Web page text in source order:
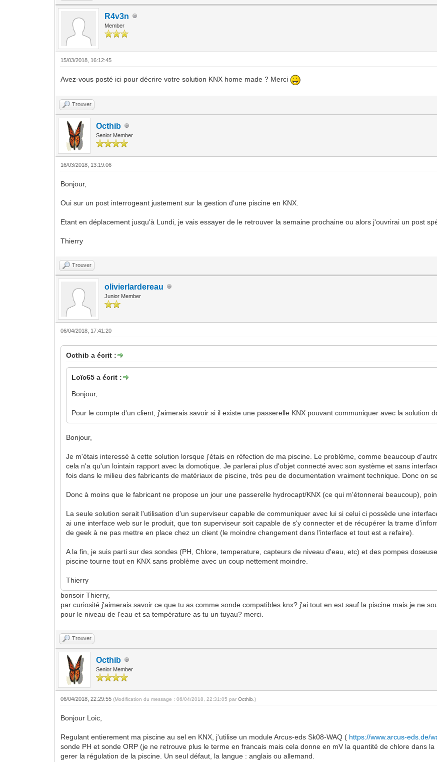
R4v3n
Member
15/03/2018, 16:12:45
Avez-vous posté ici pour décrire votre solution KNX home made ? Merci
Trouver
Octhib
Senior Member
16/03/2018, 13:19:06
Bonjour,
Oui sur un post interrogeant justement sur la gestion d'une piscine en KNX.
Etant en déplacement jusqu'à Lundi, je vais essayer de le retrouver la semaine prochaine ou alors j'ouvrirai un post
Thierry
Trouver
olivierlardereau
Junior Member
06/04/2018, 17:41:20
Octhib a écrit :
Loïc65 a écrit :
Bonjour,
Pour le compte d'un client, j'aimerais savoir si il existe une passerelle KNX pouvant communiquer avec la solution
Bonjour,
Je m'étais interessé à cette solution lorsque j'étais en réfection de ma piscine. Le problème, comme beaucoup
cela n'a qu'un lointain rapport avec la domotique. Je parlerai plus d'objet connecté avec son système et sans
fois dans le milieu des fabricants de matériaux de piscine, très peu de documentation vraiment technique. Donc on
Donc à moins que le fabricant ne propose un jour une passerelle hydrocapt/KNX (ce qui m'étonnerai beaucoup),
La seule solution serait l'utilisation d'un superviseur capable de communiquer avec lui si celui ci possède une
ai une interface web sur le produit, que ton superviseur soit capable de s'y connecter et de récupérer la trame
de geek à ne pas mettre en place chez un client (le moindre changement dans l'interface et tout est a refaire).
A la fin, je suis parti sur des sondes (PH, Chlore, temperature, capteurs de niveau d'eau, etc) et des pompes
piscine tourne tout en KNX sans problème avec un coup nettement moindre.
Thierry
bonsoir Thierry,
par curiosité j'aimerais savoir ce que tu as comme sonde compatibles knx? j'ai tout en est sauf la piscine mais je ne
pour le niveau de l'eau et sa température as tu un tuyau? merci.
Trouver
Octhib
Senior Member
06/04/2018, 22:29:55(Modification du message : 06/04/2018, 22:31:05 parOcthib .)
Bonjour Loic,
Regulant entierement ma piscine au sel en KNX, j'utilise un module Arcus-eds Sk08-WAQ ( https://www.arcus-eds.de/
sonde PH et sonde ORP (je ne retrouve plus le terme en francais mais cela donne en mV la quantité de chlore dans
gerer la régulation de la piscine. Un seul défaut, la langue : anglais ou allemand.